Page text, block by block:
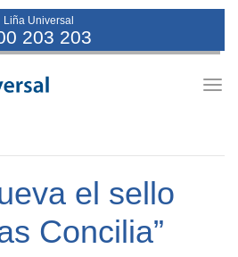
Liña Universal
203 203
el sello
Concilia”